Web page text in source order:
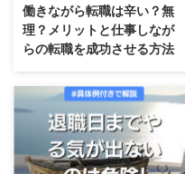
働きながら転職は辛い？無
理？メリットと仕事しなが
らの転職を成功させる方法